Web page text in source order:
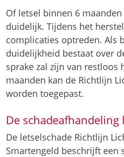
Of letsel binnen 6
duidelijk. Tijdens het
complicaties optreden. Als
duidelijkheid bestaat over
sprake zal zijn van restloos
maanden kan de Richtlijn
worden toegepast.
De
De letselschade Richtlijn
Smartengeld beschrijft een